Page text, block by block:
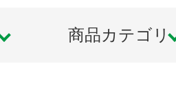
商品カテゴリ